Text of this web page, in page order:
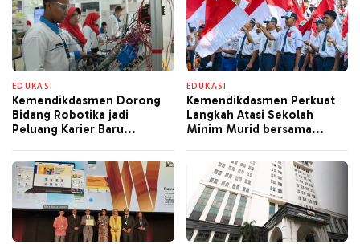
EDUKASI
Kemendikdasmen Dorong
Bidang Robotika jadi
Peluang Karier Baru...
EDUKASI
Kemendikdasmen Perkuat
Langkah Atasi Sekolah
Minim Murid bersama...